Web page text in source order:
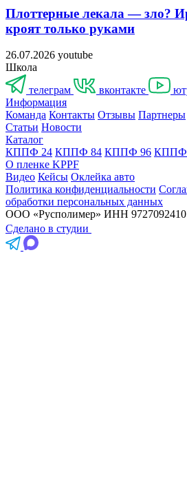
Плоттерные лекала — зло?
кроят только руками
26.07.2026 youtube
Школа
телеграм
контакте
Информация
Команда Контакты Отзывы Партнеры
Статьи Новости
Катало
КППФ 24 КППФ 84 КППФ 96 КППФ
О пленке KPPF
Видео Кейсы Оклейка авто
Политика конфиденциальности
обработки персональных данных
ООО «Русполимер» ИНН 9727092410
Сделано в студии